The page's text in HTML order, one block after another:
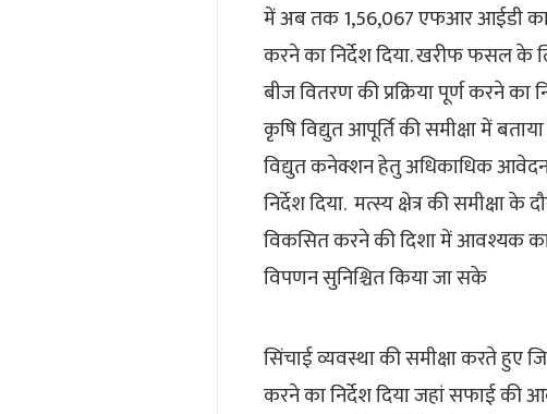
में अब तक 1,56,067 एफआर आईडी का
करने का निर्देश दिया. खरीफ फसल के
बीज वितरण की प्रक्रिया पूर्ण करने
कृषि विद्युत आपूर्ति की समीक्षा में
विद्युत कनेक्शन हेतु अधिकाधिक
निर्देश दिया. मत्स्य क्षेत्र की समीक्षा
विकसित करने की दिशा में आवश्यक
विपणन सुनिश्चित किया जा सके
सिंचाई व्यवस्था की समीक्षा करते हुए
करने का निर्देश दिया जहां सफाई की